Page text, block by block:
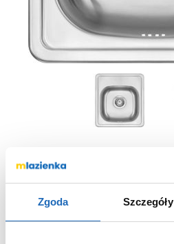
Zgoda Szczegóły
Zlewozmywak stalowy